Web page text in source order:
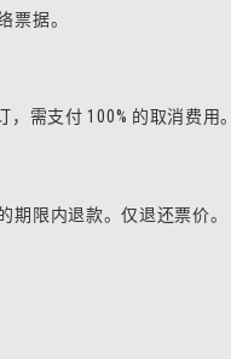
票据。
需支付 100% 的取消费用。
期限内退款。仅退还票价。